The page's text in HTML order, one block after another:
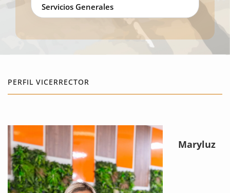
Servicios Generales
PERFIL VICERRECTOR
Maryluz